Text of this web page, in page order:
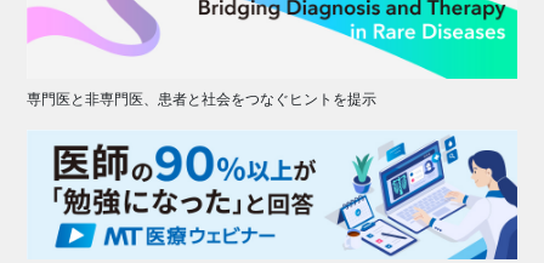
専門医と非専門医、患者と社会をつなぐヒントを提示